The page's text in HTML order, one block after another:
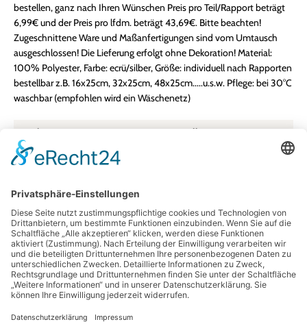
bestellen, ganz nach Ihren Wünschen Preis pro Teil/Rapport beträgt
6,99€ und der Preis pro lfdm. beträgt 43,69€. Bitte beachten!
Zugeschnittene Ware und Maßanfertigungen sind vom Umtausch
ausgeschlossen! Die Lieferung erfolgt ohne Dekoration! Material:
100% Polyester, Farbe: ecrü/silber, Größe: individuell nach Rapporten
bestellbar z.B. 16x25cm, 32x25cm, 48x25cm.....u.s.w. Pflege: bei 30°C
waschbar (empfohlen wird ein Wäschenetz)
Farbe: ecru-silber
Größe:
Material: 100% Polyester
Unser Newsletter
Information
Bestellung